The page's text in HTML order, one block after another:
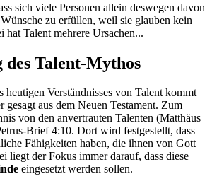
sich viele Personen allein deswegen davon
zu erfüllen, weil sie glauben kein
hat Talent mehrere Ursachen...
Talent-Mythos
heutigen Verständnisses von Talent kommt
gesagt aus dem Neuen Testament. Zum
von den anvertrauten Talenten (Matthäus
Brief 4:10. Dort wird festgestellt, dass
Fähigkeiten haben, die ihnen von Gott
liegt der Fokus immer darauf, dass diese
eingesetzt werden sollen.